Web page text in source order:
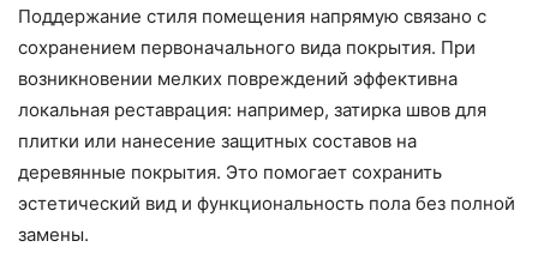
Поддержание стиля помещения напрямую связано с
сохранением первоначального вида покрытия. При
возникновении мелких повреждений эффективна
локальная реставрация: например, затирка швов для
плитки или нанесение защитных составов на
деревянные покрытия. Это помогает сохранить
эстетический вид и функциональность пола без полной
замены.